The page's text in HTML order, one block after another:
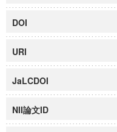
DOI
URI
JaLCDOI
NII論文ID